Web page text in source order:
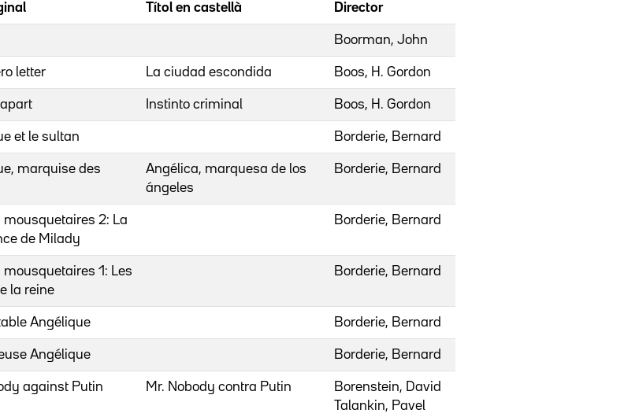
Títol en castellà Director
Boorman, John
letter La ciudad escondida Boos, H. Gordon
Instinto criminal Boos, H. Gordon
et le sultan Borderie, Bernard
marquise des
Angélica, marquesa de los
ángeles
Borderie, Bernard
mousquetaires 2: La
de Milady
Borderie, Bernard
mousquetaires 1: Les
la reine
Borderie, Bernard
Angélique Borderie, Bernard
Angélique Borderie, Bernard
against Putin Mr. Nobody contra Putin
Borenstein, David
Talankin, Pavel